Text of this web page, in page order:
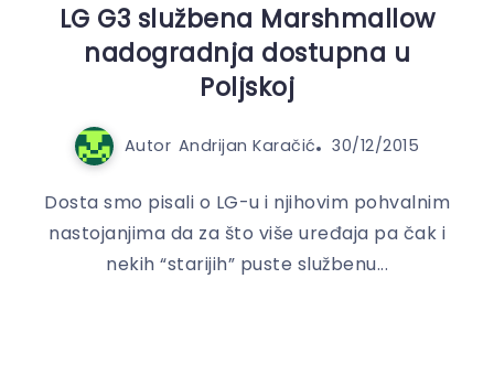
LG G3 službena Marshmallow
nadogradnja dostupna u
Poljskoj
Autor Andrijan Karačić 30/12/2015
Dosta smo pisali o LG-u i njihovim pohvalnim
nastojanjima da za što više uređaja pa čak i
nekih “starijih” puste službenu...